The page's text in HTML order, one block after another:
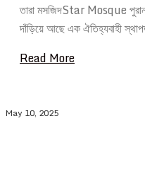
তারা মসজিদStar Mosque
দাঁড়িয়ে আছে এক ঐতিহ্যবাহী
Read More
May 10, 2025